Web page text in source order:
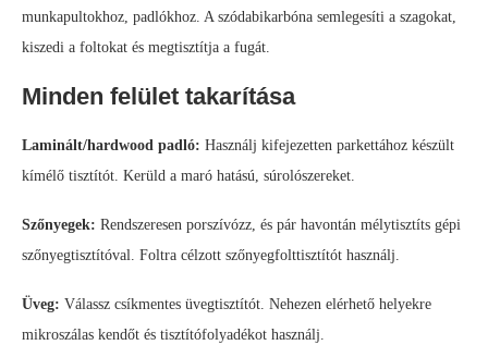
munkapultokhoz, padlókhoz. A szódabikarbóna semlegesíti a szagokat,
kiszedi a foltokat és megtisztítja a fugát.
Minden felület takarítása
Laminált/hardwood padló: Használj kifejezetten parkettához készült
kímélő tisztítót. Kerüld a maró hatású, súrolószereket.
Szőnyegek: Rendszeresen porszívózz, és pár havontán mélytisztíts gépi
szőnyegtisztítóval. Foltra célzott szőnyegfolttisztítót használj.
Üveg: Válassz csíkmentes üvegtisztítót. Nehezen elérhető helyekre
mikroszálas kendőt és tisztítófolyadékot használj.